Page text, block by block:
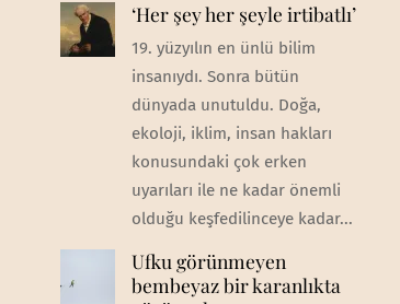
‘Her şey her şeyle irtibatlı’
19. yüzyılın en ünlü bilim
insanıydı. Sonra bütün
dünyada unutuldu. Doğa,
ekoloji, iklim, insan hakları
konusundaki çok erken
uyarıları ile ne kadar önemli
olduğu keşfedilinceye kadar...
Ufku görünmeyen
bembeyaz bir karanlıkta